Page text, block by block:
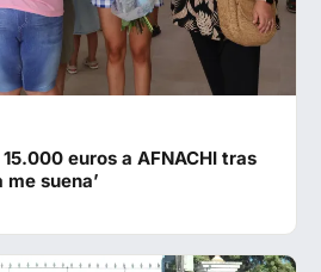
euros a AFNACHI tras
me suena’